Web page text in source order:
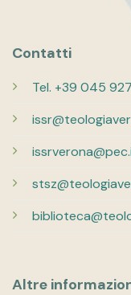
Contatti
Tel. +39 045
Altre